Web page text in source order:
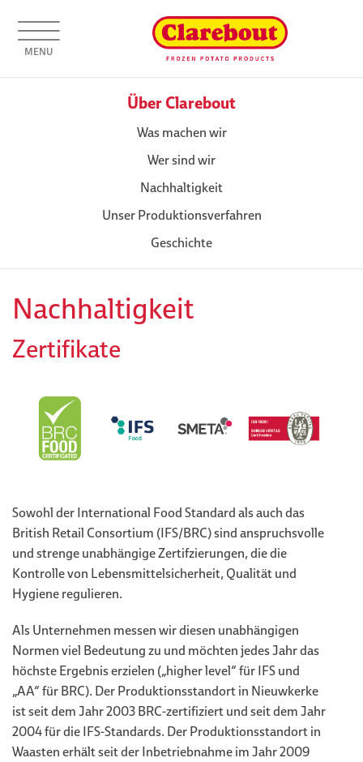
MENU
Über Clarebout
Was machen wir
Wer sind wir
Nachhaltigkeit
Unser Produktionsverfahren
Geschichte
Nachhaltigkeit
Zertifikate
Sowohl der International Food Standard als auch das
British Retail Consortium (IFS/BRC) sind anspruchsvolle
und strenge unabhängige Zertifzierungen, die die
Kontrolle von Lebensmittelsicherheit, Qualität und
Hygiene regulieren.
Als Unternehmen messen wir diesen unabhängigen
Normen viel Bedeutung zu und möchten jedes Jahr das
höchste Ergebnis erzielen („higher level“ für IFS und
„AA“ für BRC). Der Produktionsstandort in Nieuwkerke
ist seit dem Jahr 2003 BRC-zertifiziert und seit dem Jahr
2004 für die IFS-Standards. Der Produktionsstandort in
Waasten erhält seit der Inbetriebnahme im Jahr 2009